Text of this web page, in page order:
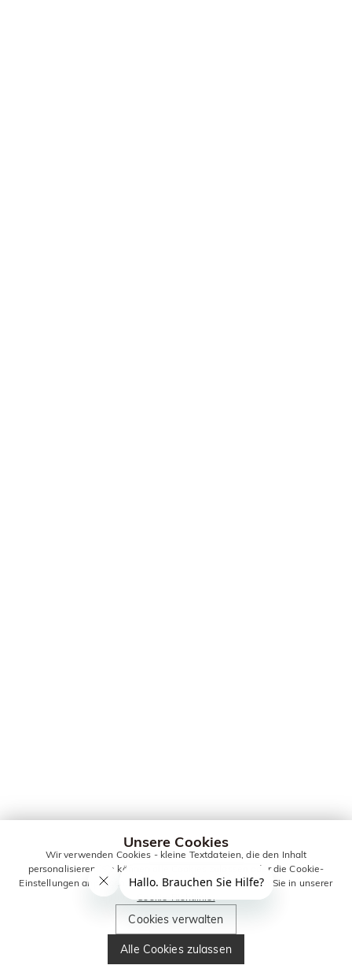
Unsere Cookies
Wir verwenden Cookies - kleine Textdateien, die den Inhalt
personalisieren. Sie können alle Cookies zulassen oder die Cookie-
Einstellungen anpassen. Weitere Informationen erhalten Sie in unserer
Cookie-Richtlinie.
Cookies verwalten
Alle Cookies zulassen